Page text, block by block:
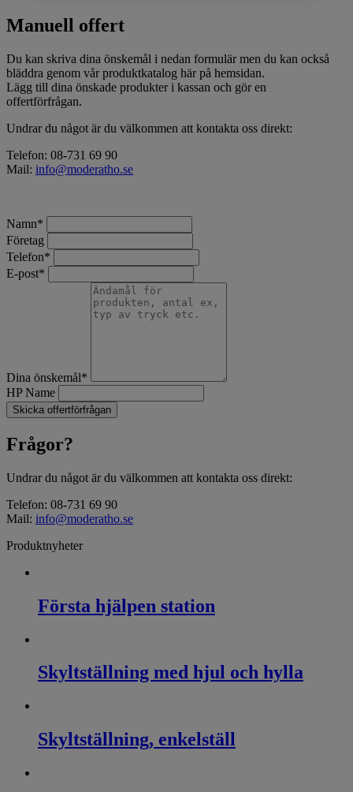
Manuell offert
Du kan skriva dina önskemål i nedan formulär men du kan också
bläddra genom vår produktkatalog här på hemsidan.
Lägg till dina önskade produkter i kassan och gör en
offertförfrågan.
Undrar du något är du välkommen att kontakta oss direkt:
Telefon: 08-731 69 90
Mail: info@moderatho.se
Namn*
Företag
Telefon*
E-post*
Dina önskemål*
HP Name
Skicka offertförfrågan
Frågor?
Undrar du något är du välkommen att kontakta oss direkt:
Telefon: 08-731 69 90
Mail: info@moderatho.se
Produktnyheter
Första hjälpen station
Skyltställning med hjul och hylla
Skyltställning, enkelställ